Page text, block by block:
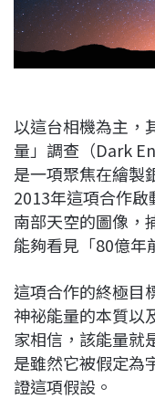
以這台相機為主，
量」調查（Dark
是一項聚焦在繪製
2013年這項合作
南部天空的圖像，
能夠看見「80億年
這項合作的終極目
神祕能量的本質以
家相信，該能量就
是雖然它被假定為
證這項假設。